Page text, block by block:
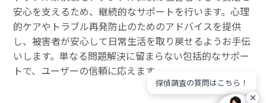
安心を支えるため、継続的なサポートを行います。心理
的ケアやトラブル再発防止のためのアドバイスを提供
し、被害者が安心して日常生活を取り戻せるようお手伝
いします。単なる問題解決に留まらない包括的なサポー
トで、ユーザーの信頼に応えます。
探偵調査の質問はこちら！